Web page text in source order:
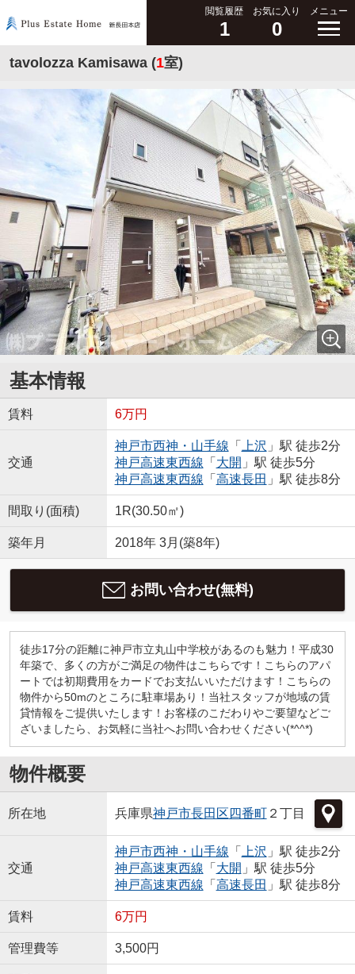
閲覧履歴
1
お気に入り
0
メニュー
tavolozza Kamisawa (1室)
基本情報
賃料 6万円
交通
神戸市西神・山手線 「 上沢 」駅 徒歩2分
神戸高速東西線 「 大開 」駅 徒歩5分
神戸高速東西線 「 高速長田 」駅 徒歩8分
間取り(面積) 1R(30.50㎡)
築年月 2018年 3月(築8年)
お問い合わせ(無料)
徒歩17分の距離に神戸市立丸山中学校があるのも魅力！平成30
年築で、多くの方がご満足の物件はこちらです！こちらのアパ
ートでは初期費用をカードでお支払いいただけます！こちらの
物件から50mのところに駐車場あり！当社スタッフが地域の賃
貸情報をご提供いたします！お客様のこだわりやご要望などご
ざいましたら、お気軽に当社へお問い合わせください(*^^*)
物件概要
所在地 兵庫県神戸市長田区 四番町２丁目
交通
神戸市西神・山手線 「 上沢 」駅 徒歩2分
神戸高速東西線 「 大開 」駅 徒歩5分
神戸高速東西線 「 高速長田 」駅 徒歩8分
賃料 6万円
管理費等 3,500円